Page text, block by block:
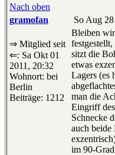
Nach oben
gramofan
So Aug
⇒ Mitglied seit
⇐: Sa Okt 01
2011, 20:32
Wohnort: bei
Berlin
Beiträge: 1212
Bleiben
sitzt die
etwas
Lagers (es
man die
Eingriff
Schnecke
auch beide
im 90-